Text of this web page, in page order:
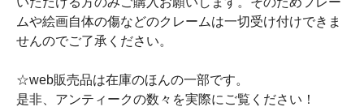
ムや絵画自体の傷などのクレームは一切受け付けできま
せんのでご了承ください。
☆web販売品は在庫のほんの一部です。
是非、アンティークの数々を実際にご覧ください！